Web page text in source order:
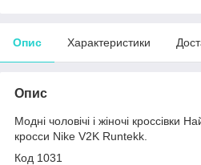
Опис Характеристики
Опис
Модні чоловічі і жіночі кроссівки
кросси Nike V2K Runtekk.
Код 1031